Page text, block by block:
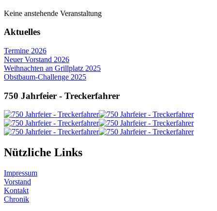
Keine anstehende Veranstaltung
Aktuelles
Termine 2026
Neuer Vorstand 2026
Weihnachten an Grillplatz 2025
Obstbaum-Challenge 2025
750 Jahrfeier - Treckerfahrer
Nützliche Links
Impressum
Vorstand
Kontakt
Chronik